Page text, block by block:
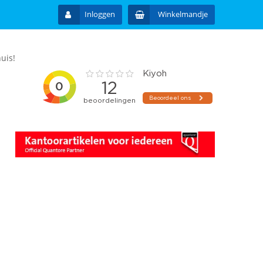
Inloggen Winkelmandje